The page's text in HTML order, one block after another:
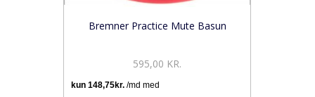
Bremner Practice Mute Basun
595,00 KR.